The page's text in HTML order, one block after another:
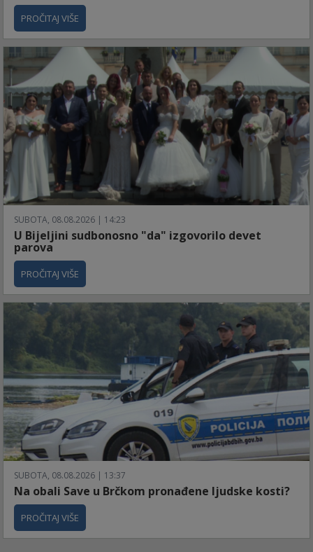
PROČITAJ VIŠE
SUBOTA, 08.08.2026 | 14:23
U Bijeljini sudbonosno "da" izgovorilo devet
parova
PROČITAJ VIŠE
SUBOTA, 08.08.2026 | 13:37
Na obali Save u Brčkom pronađene ljudske kosti?
PROČITAJ VIŠE